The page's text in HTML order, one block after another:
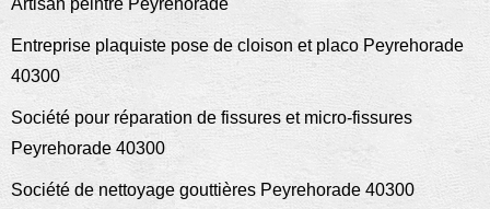
Artisan peintre Peyrehorade
Entreprise plaquiste pose de cloison et placo Peyrehorade
40300
Société pour réparation de fissures et micro-fissures
Peyrehorade 40300
Société de nettoyage gouttières Peyrehorade 40300